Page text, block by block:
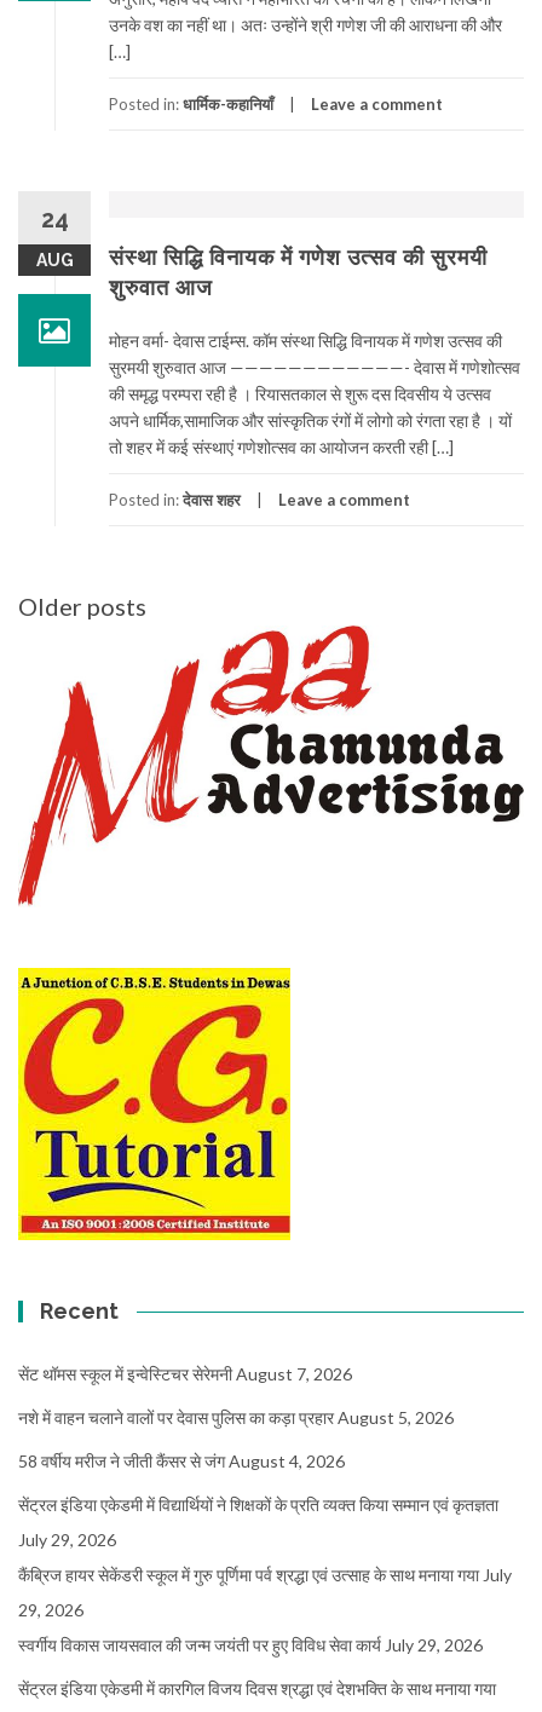
उनके वश का नहीं था। अतः उन्होंने श्री गणेश जी की आराधना की और
[…]
Posted in:धार्मिक-कहानियाँ Leave a comment
24
AUG
संस्था सिद्धि विनायक में गणेश उत्सव की सुरमयी
शुरुवात आज
मोहन वर्मा- देवास टाईम्स. कॉम संस्था सिद्धि विनायक में गणेश उत्सव की
सुरमयी शुरुवात आज ————————————- देवास में गणेशोत्सव
की समृद्ध परम्परा रही है । रियासतकाल से शुरू दस दिवसीय ये उत्सव
अपने धार्मिक,सामाजिक और सांस्कृतिक रंगों में लोगो को रंगता रहा है । यों
तो शहर में कई संस्थाएं गणेशोत्सव का आयोजन करती रही […]
Posted in:देवास शहर Leave a comment
Posts
navigation
Older posts
Recent
सेंट थॉमस स्कूल में इन्वेस्टिचर सेरेमनीAugust 7, 2026
नशे में वाहन चलाने वालों पर देवास पुलिस का कड़ा प्रहारAugust 5, 2026
58 वर्षीय मरीज ने जीती कैंसर से जंगAugust 4, 2026
सेंट्रल इंडिया एकेडमी में विद्यार्थियों ने शिक्षकों के प्रति व्यक्त किया सम्मान एवं कृतज्ञता
July 29, 2026
कैंब्रिज हायर सेकेंडरी स्कूल में गुरु पूर्णिमा पर्व श्रद्धा एवं उत्साह के साथ मनाया गया July
29, 2026
स्वर्गीय विकास जायसवाल की जन्म जयंती पर हुए विविध सेवा कार्य July 29, 2026
सेंट्रल इंडिया एकेडमी में कारगिल विजय दिवस श्रद्धा एवं देशभक्ति के साथ मनाया गया